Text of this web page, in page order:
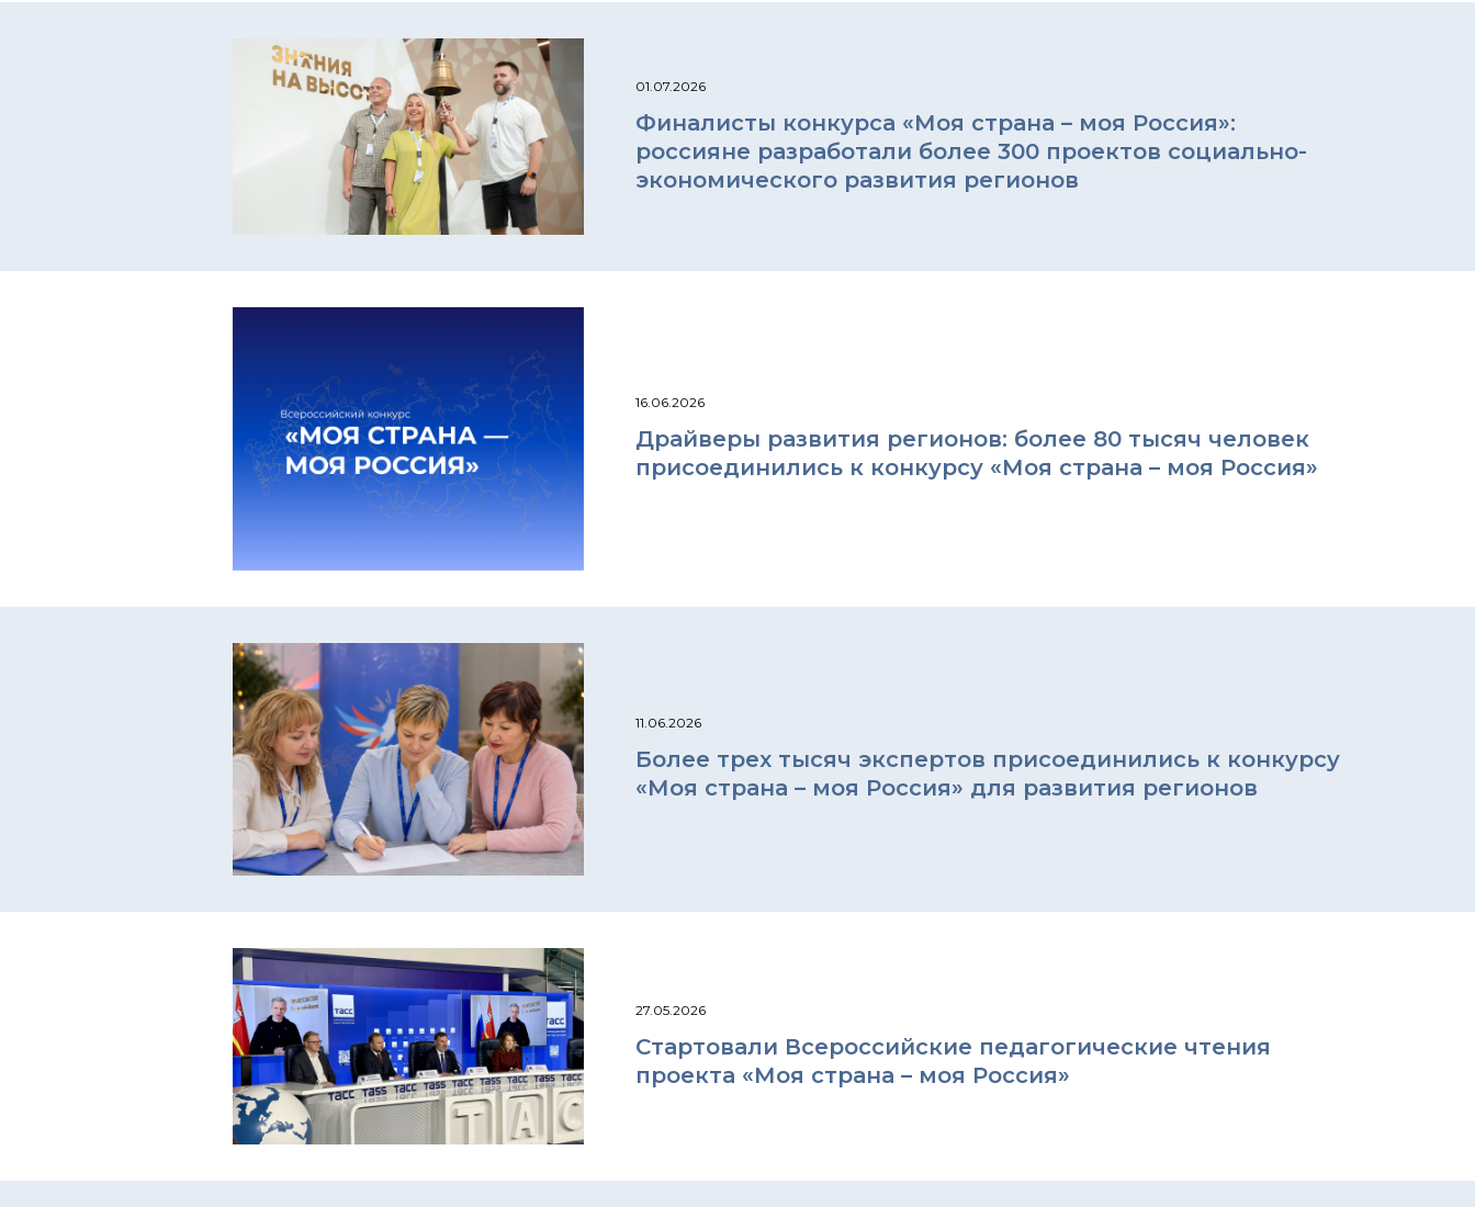
01.07.2026
Финалисты конкурса «Моя страна – моя Россия»:
россияне разработали более 300 проектов социально-
экономического развития регионов
16.06.2026
Драйверы развития регионов: более 80 тысяч человек
присоединились к конкурсу «Моя страна – моя Россия»
11.06.2026
Более трех тысяч экспертов присоединились к конкурсу
«Моя страна – моя Россия» для развития регионов
27.05.2026
Стартовали Всероссийские педагогические чтения
проекта «Моя страна – моя Россия»